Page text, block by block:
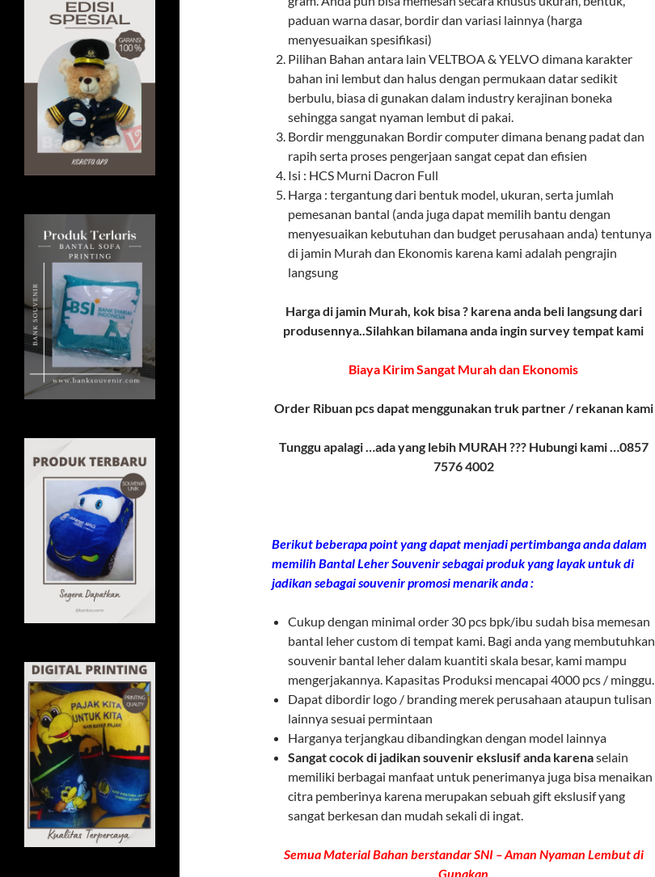
paduan warna dasar, bordir dan variasi lainnya (harga
menyesuaikan spesifikasi)
Pilihan Bahan antara lain VELTBOA & YELVO dimana karakter
bahan ini lembut dan halus dengan permukaan datar sedikit
berbulu, biasa di gunakan dalam industry kerajinan boneka
sehingga sangat nyaman lembut di pakai.
Bordir menggunakan Bordir computer dimana benang padat dan
rapih serta proses pengerjaan sangat cepat dan efisien
Isi : HCS Murni Dacron Full
Harga : tergantung dari bentuk model, ukuran, serta jumlah
pemesanan bantal (anda juga dapat memilih bantu dengan
menyesuaikan kebutuhan dan budget perusahaan anda) tentunya
di jamin Murah dan Ekonomis karena kami adalah pengrajin
langsung
Harga di jamin Murah, kok bisa ? karena anda beli langsung dari
produsennya..Silahkan bilamana anda ingin survey tempat kami
Biaya Kirim Sangat Murah dan Ekonomis
Order Ribuan pcs dapat menggunakan truk partner / rekanan kami
Tunggu apalagi …ada yang lebih MURAH ??? Hubungi kami …0857
7576 4002
Berikut beberapa point yang dapat menjadi pertimbanga anda dalam
memilih Bantal Leher Souvenir sebagai produk yang layak untuk di
jadikan sebagai souvenir promosi menarik anda :
Cukup dengan minimal order 30 pcs bpk/ibu sudah bisa memesan
bantal leher custom di tempat kami. Bagi anda yang membutuhkan
souvenir bantal leher dalam kuantiti skala besar, kami mampu
mengerjakannya. Kapasitas Produksi mencapai 4000 pcs / minggu.
Dapat dibordir logo / branding merek perusahaan ataupun tulisan
lainnya sesuai permintaan
Harganya terjangkau dibandingkan dengan model lainnya
Sangat cocok di jadikan souvenir ekslusif anda karenaselain
memiliki berbagai manfaat untuk penerimanya juga bisa menaikan
citra pemberinya karena merupakan sebuah gift ekslusif yang
sangat berkesan dan mudah sekali di ingat.
Semua Material Bahan berstandar SNI – Aman Nyaman Lembut di
Gunakan